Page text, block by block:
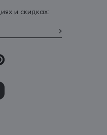
и скидках: